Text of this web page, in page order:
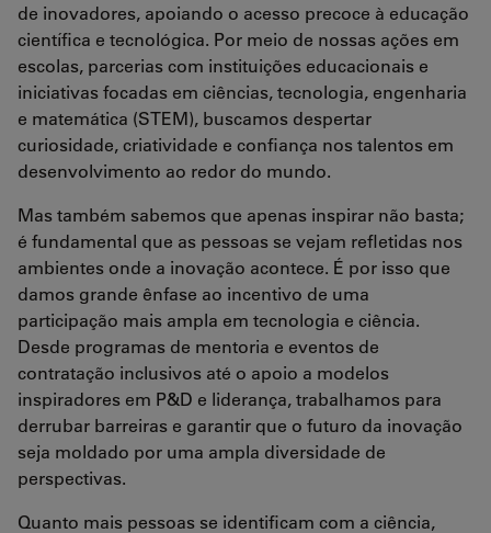
de inovadores, apoiando o acesso precoce à educação
científica e tecnológica. Por meio de nossas ações em
escolas, parcerias com instituições educacionais e
iniciativas focadas em ciências, tecnologia, engenharia
e matemática (STEM), buscamos despertar
curiosidade, criatividade e confiança nos talentos em
desenvolvimento ao redor do mundo.
Mas também sabemos que apenas inspirar não basta;
é fundamental que as pessoas se vejam refletidas nos
ambientes onde a inovação acontece. É por isso que
damos grande ênfase ao incentivo de uma
participação mais ampla em tecnologia e ciência.
Desde programas de mentoria e eventos de
contratação inclusivos até o apoio a modelos
inspiradores em P&D e liderança, trabalhamos para
derrubar barreiras e garantir que o futuro da inovação
seja moldado por uma ampla diversidade de
perspectivas.
Quanto mais pessoas se identificam com a ciência,